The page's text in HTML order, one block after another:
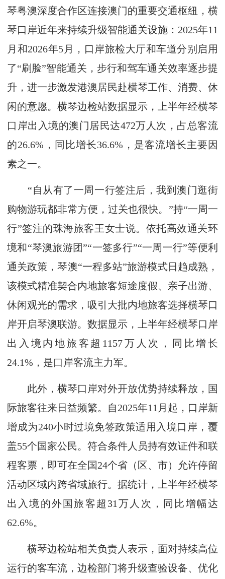
琴粤澳深度合作区连接澳门的重要交通枢纽，横
琴口岸近年来持续升级智能通关设施：2025年11
月和2026年5月，口岸旅检大厅和车道分别启用
了“刷脸”智能通关，步行和驾车通关效率逐步提
升，进一步激发港澳居民赴横琴工作、消费、休
闲的意愿。横琴边检站数据显示，上半年经横琴
口岸出入境的澳门居民达472万人次，占总客流
的26.6%，同比增长36.6%，是客流增长主要因
素之一。
“自从有了一周一行签注后，我到澳门逛街
购物游玩都非常方便，过关也很快。”持“一周一
行”签注的珠海旅客王女士说。依托高效通关环
境和“琴澳旅游团”“一签多行”“一周一行”等便利
通关政策，琴澳“一程多站”旅游模式日趋成熟，
该模式精准契合内地旅客短途度假、亲子出游、
休闲观光的需求，吸引大批内地旅客选择横琴口
岸开启琴澳联游。数据显示，上半年经横琴口岸
出入境内地旅客超1157万人次，同比增长
24.1%，是口岸客流主力军。
此外，横琴口岸对外开放优势持续释放，国
际旅客往来日益频繁。自2025年11月起，口岸新
增成为240小时过境免签政策适用入境口岸，覆
盖55个国家公民。符合条件人员持有效证件和联
程客票，即可在全国24个省（区、市）允许停留
活动区域内跨省域旅行。据统计，上半年经横琴
出入境的外国旅客超31万人次，同比增幅达
62.6%。
横琴边检站相关负责人表示，面对持续高位
运行的客车流，边检部门将升级查验设备、优化